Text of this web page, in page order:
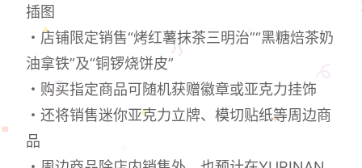
插图
・店铺限定销售“烤红薯抹茶三明治”“黑糖焙茶奶
油拿铁”及“铜锣烧饼皮”
・购买指定商品可随机获赠徽章或亚克力挂饰
・还将销售迷你亚克力立牌、模切贴纸等周边商
品